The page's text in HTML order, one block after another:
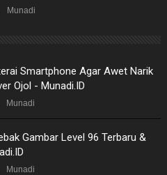
Munadi
Smartphone Agar Awet Narik
Ojol - Munadi.ID
Munadi
Gambar Level 96 Terbaru &
Munadi